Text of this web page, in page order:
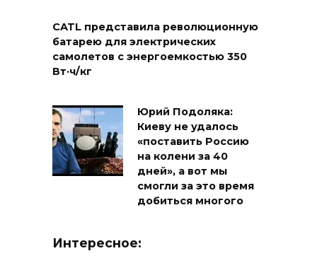
CATL представила революционную
батарею для электрических
самолетов с энергоемкостью 350
Вт·ч/кг
Юрий Подоляка:
Киеву не удалось
«поставить Россию
на колени за 40
дней», а вот мы
смогли за это время
добиться многого
Интересное: